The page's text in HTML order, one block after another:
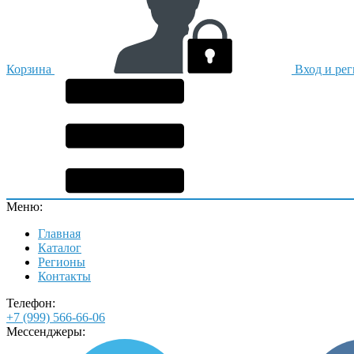
Корзина Вход и
Меню:
Главная
Каталог
Регионы
Контакты
Телефон:
+7 (999) 566-66-06
Мессенджеры: